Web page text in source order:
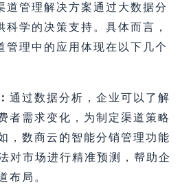
道管理解决方案通过大数据分
科学的决策支持。具体而言，
管理中的应用体现在以下几个
通过数据分析，企业可以了解
者需求变化，为制定渠道策略
，数商云的智能分销管理功能
对市场进行精准预测，帮助企
布局。